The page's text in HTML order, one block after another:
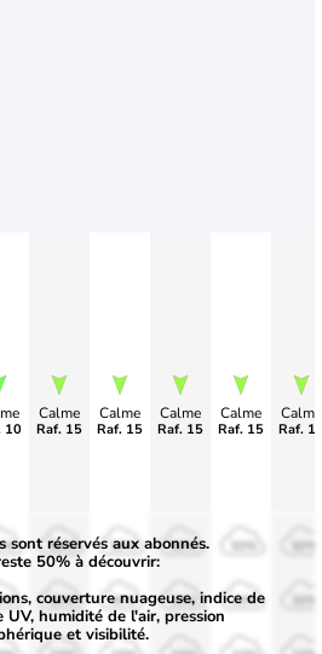
10
Calme
Raf. 15
Calme
Raf. 15
Calme
Raf. 15
Calme
Raf. 15
Calme
Raf.
50%
30%
50%
30%
50%
30%
50%
30%
sont réservés aux abonnés.
50% à découvrir:
couverture nuageuse, indice de
UV, humidité de l'air, pression
et visibilité.